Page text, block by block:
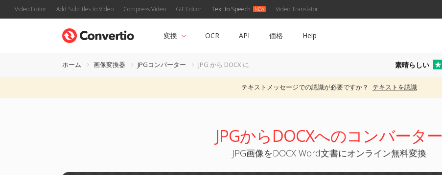
Video Editor Add Subtitles to Video Compress Video GIF Editor Text to Speech Video Translator
変換 OCR API 価格 Help
ホーム 画像変換器 JPGコンバーター JPG から DOCX に 素晴らしい
テキストメッセージでの認識が必要ですか？ テキストを認識
JPGからDOCXへのコンバーター
JPG画像をDOCX Word文書にオンライン無料変換